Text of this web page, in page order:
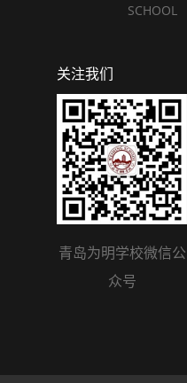
SCHOOL
关注我们
青岛为明学校微信公
众号